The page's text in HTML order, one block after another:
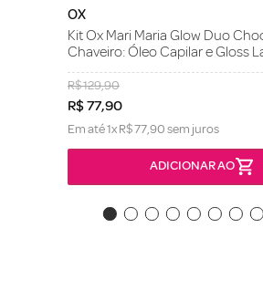
OX
Kit Ox Mari Maria Glow Duo
Chaveiro: Óleo Capilar e Gloss
R$129,90
R$77,90
Em até1xR$77,90sem juros
ADICIONAR AO